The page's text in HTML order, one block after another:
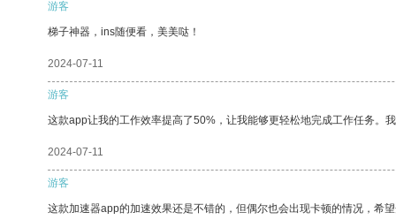
游客
梯子神器，ins随便看，美美哒！
2024-07-11
游客
这款app让我的工作效率提高了50%，让我能够更轻松地完成工作任务。
2024-07-11
游客
这款加速器app的加速效果还是不错的，但偶尔也会出现卡顿的情况，希